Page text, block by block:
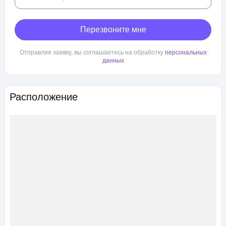
Расположение
Перезвоните мне
Отправляя заявку, вы соглашаетесь на обработку персональных
данных